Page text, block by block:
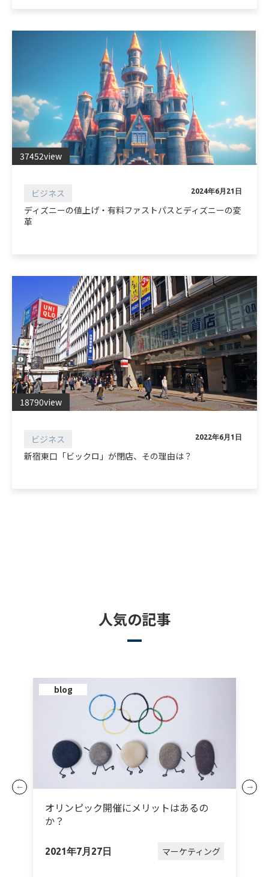
37452view
ビジネス 2024年6月21日
ディズニーの値上げ・有料ファストパスとディズニーの変
革
18790view
ビジネス 2022年6月1日
新宿東口「ビックロ」が閉店、その理由は？
人気の記事
blog
オリンピック開催にメリットはあるの
か？
2021年7月27日 マーケティング